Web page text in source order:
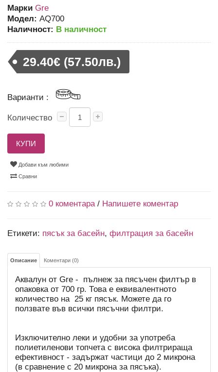
Марки Gre
Модел: AQ700
Наличност: В наличност
29.40€ (57.50лв.)
Варианти :
Количество
КУПИ
Добави към любими
Сравни
0 коментара/ Напишете коментар
Етикети: пясък за басейн, филтрация за басейн
Описание Коментари (0)
Аквалун от Gre - пълнеж за пясъчен филтър в
опаковка от 700 гр. Това е еквивалентното
количество на 25 кг пясък. Можете да го
ползвате във всички пясъчни филтри.
Изключително леки и удобни за употреба
полиетиленови топчета с висока филтрираща
ефективност - задържат частици до 2 микрона
(в сравнение с 20 микрона за пясъка).